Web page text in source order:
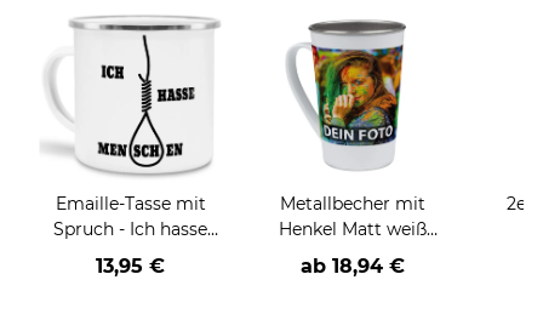
Emaille-Tasse mit
Spruch - Ich hasse
Menschen
13,95 €
Metallbecher mit
Henkel Matt weiß
400 ml
ab 18,94 €
2er